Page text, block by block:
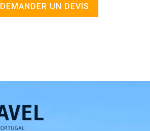
DEMANDER UN DEVIS